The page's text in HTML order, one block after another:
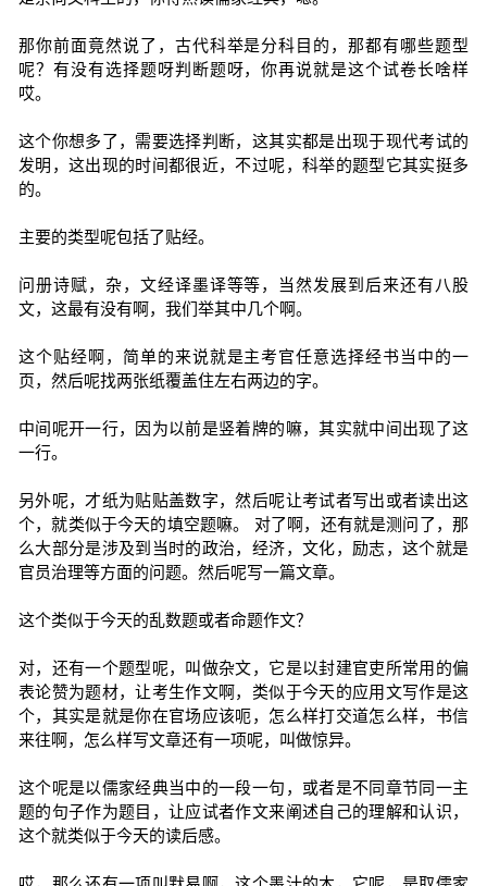
那你前面竟然说了，古代科举是分科目的，那都有哪些题型
呢？有没有选择题呀判断题呀，你再说就是这个试卷长啥样
哎。
这个你想多了，需要选择判断，这其实都是出现于现代考试的
发明，这出现的时间都很近，不过呢，科举的题型它其实挺多
的。
主要的类型呢包括了贴经。
问册诗赋，杂，文经译墨译等等，当然发展到后来还有八股
文，这最有没有啊，我们举其中几个啊。
这个贴经啊，简单的来说就是主考官任意选择经书当中的一
页，然后呢找两张纸覆盖住左右两边的字。
中间呢开一行，因为以前是竖着牌的嘛，其实就中间出现了这
一行。
另外呢，才纸为贴贴盖数字，然后呢让考试者写出或者读出这
个，就类似于今天的填空题嘛。 对了啊，还有就是测问了，那
么大部分是涉及到当时的政治，经济，文化，励志，这个就是
官员治理等方面的问题。然后呢写一篇文章。
这个类似于今天的乱数题或者命题作文？
对，还有一个题型呢，叫做杂文，它是以封建官吏所常用的偏
表论赞为题材，让考生作文啊，类似于今天的应用文写作是这
个，其实是就是你在官场应该呃，怎么样打交道怎么样，书信
来往啊，怎么样写文章还有一项呢，叫做惊异。
这个呢是以儒家经典当中的一段一句，或者是不同章节同一主
题的句子作为题目，让应试者作文来阐述自己的理解和认识，
这个就类似于今天的读后感。